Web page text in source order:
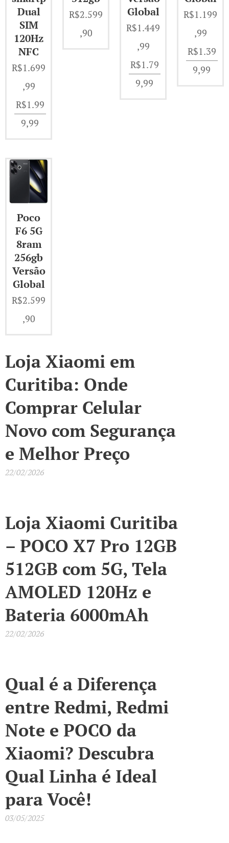
Dual
SIM
120Hz
NFC
R$1.699
,99
R$1.99
9,99
R$2.599
,90
Global
R$1.449
,99
R$1.79
9,99
R$1.199
,99
R$1.39
9,99
Poco
F6 5G
8ram
256gb
Versão
Global
R$2.599
,90
Loja Xiaomi em
Curitiba: Onde
Comprar Celular
Novo com Segurança
e Melhor Preço
22/02/2026
Loja Xiaomi Curitiba
– POCO X7 Pro 12GB
512GB com 5G, Tela
AMOLED 120Hz e
Bateria 6000mAh
22/02/2026
Qual é a Diferença
entre Redmi, Redmi
Note e POCO da
Xiaomi? Descubra
Qual Linha é Ideal
para Você!
03/05/2025